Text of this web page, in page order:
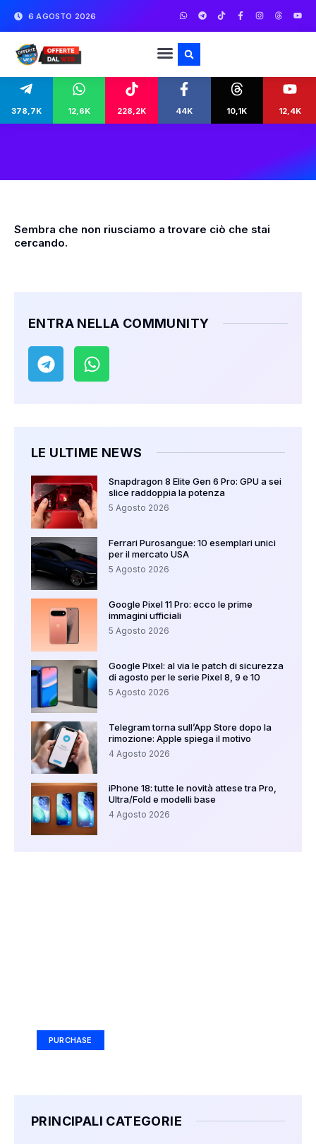
6 AGOSTO 2026
378,7K 12,6K 228,2K 44K 10,1K 12,4K
Sembra che non riusciamo a trovare ciò che stai
cercando.
ENTRA NELLA COMMUNITY
LE ULTIME NEWS
Snapdragon 8 Elite Gen 6 Pro: GPU a sei
slice raddoppia la potenza
5 Agosto 2026
Ferrari Purosangue: 10 esemplari unici
per il mercato USA
5 Agosto 2026
Google Pixel 11 Pro: ecco le prime
immagini ufficiali
5 Agosto 2026
Google Pixel: al via le patch di sicurezza
di agosto per le serie Pixel 8, 9 e 10
5 Agosto 2026
Telegram torna sull’App Store dopo la
rimozione: Apple spiega il motivo
4 Agosto 2026
iPhone 18: tutte le novità attese tra Pro,
Ultra/Fold e modelli base
4 Agosto 2026
PURCHASE
PRINCIPALI CATEGORIE